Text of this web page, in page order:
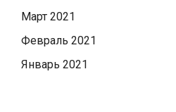
Март 2021
Февраль 2021
Январь 2021